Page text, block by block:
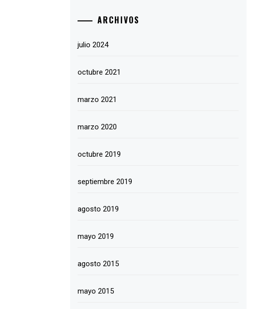
ARCHIVOS
julio 2024
octubre 2021
marzo 2021
marzo 2020
octubre 2019
septiembre 2019
agosto 2019
mayo 2019
agosto 2015
mayo 2015